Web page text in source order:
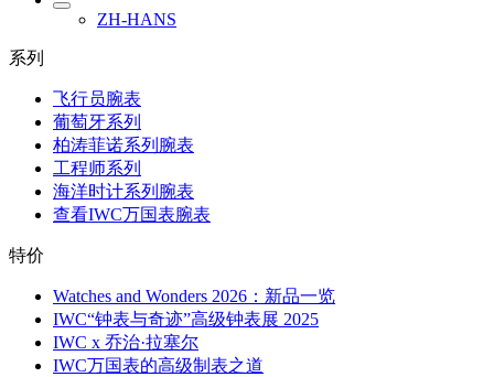
ZH-HANS
系列
飞行员腕表
葡萄牙系列
柏涛菲诺系列腕表
工程师系列
海洋时计系列腕表
查看IWC万国表腕表
特价
Watches and Wonders 2026：新品一览
IWC“钟表与奇迹”高级钟表展 2025
IWC x 乔治·拉塞尔
IWC万国表的高级制表之道